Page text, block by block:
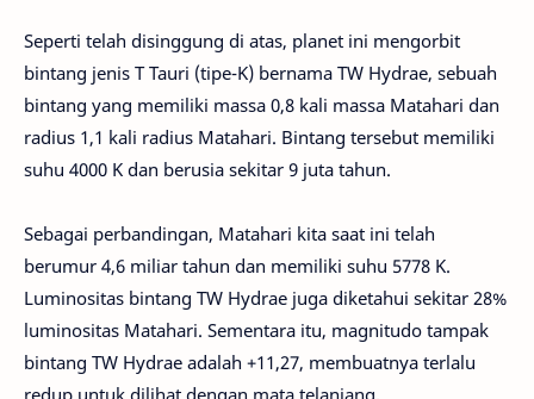
Seperti telah disinggung di atas, planet ini mengorbit
bintang jenis T Tauri (tipe-K) bernama TW Hydrae, sebuah
bintang yang memiliki massa 0,8 kali massa Matahari dan
radius 1,1 kali radius Matahari. Bintang tersebut memiliki
suhu 4000 K dan berusia sekitar 9 juta tahun.
Sebagai perbandingan, Matahari kita saat ini telah
berumur 4,6 miliar tahun dan memiliki suhu 5778 K.
Luminositas bintang TW Hydrae juga diketahui sekitar 28%
luminositas Matahari. Sementara itu, magnitudo tampak
bintang TW Hydrae adalah +11,27, membuatnya terlalu
redup untuk dilihat dengan mata telanjang.